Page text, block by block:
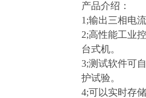
产品介绍：
1;输出三相电
2;高性能工业
台式机。
3;测试软件可
护试验。
4;可以实时存